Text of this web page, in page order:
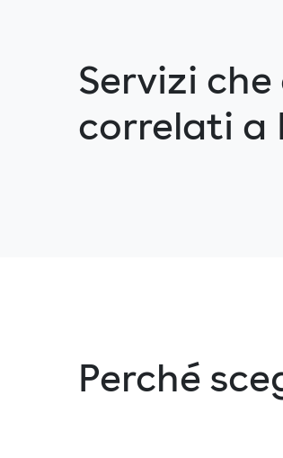
Servizi
correlati a
Perché